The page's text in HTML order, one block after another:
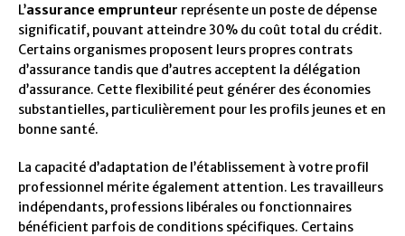
L’assurance emprunteur représente un poste de dépense
significatif, pouvant atteindre 30% du coût total du crédit.
Certains organismes proposent leurs propres contrats
d’assurance tandis que d’autres acceptent la délégation
d’assurance. Cette flexibilité peut générer des économies
substantielles, particulièrement pour les profils jeunes et en
bonne santé.
La capacité d’adaptation de l’établissement à votre profil
professionnel mérite également attention. Les travailleurs
indépendants, professions libérales ou fonctionnaires
bénéficient parfois de conditions spécifiques. Certains